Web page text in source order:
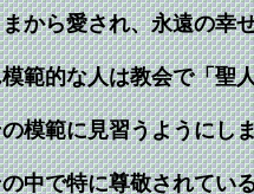
から愛され、永遠の幸
範的な人は教会で「聖
模範に見習うようにし
中で特に尊敬されてい